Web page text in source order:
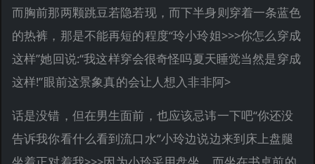
而胸前那两颗跳豆若隐若现，而下半身则穿着一条蓝色
的热裤，那是不能再短的程度“玲小玲姐>>>你怎么穿成
这样”她回说:“我这样穿会很奇怪吗夏天睡觉当然是穿成
这样!”眼前这景象真的会让人想入非非阿>
话是没错，但在男生面前，也应该忌讳一下吧“你还没
告诉我你看什么看到流口水”小玲边说边来到床上盘腿